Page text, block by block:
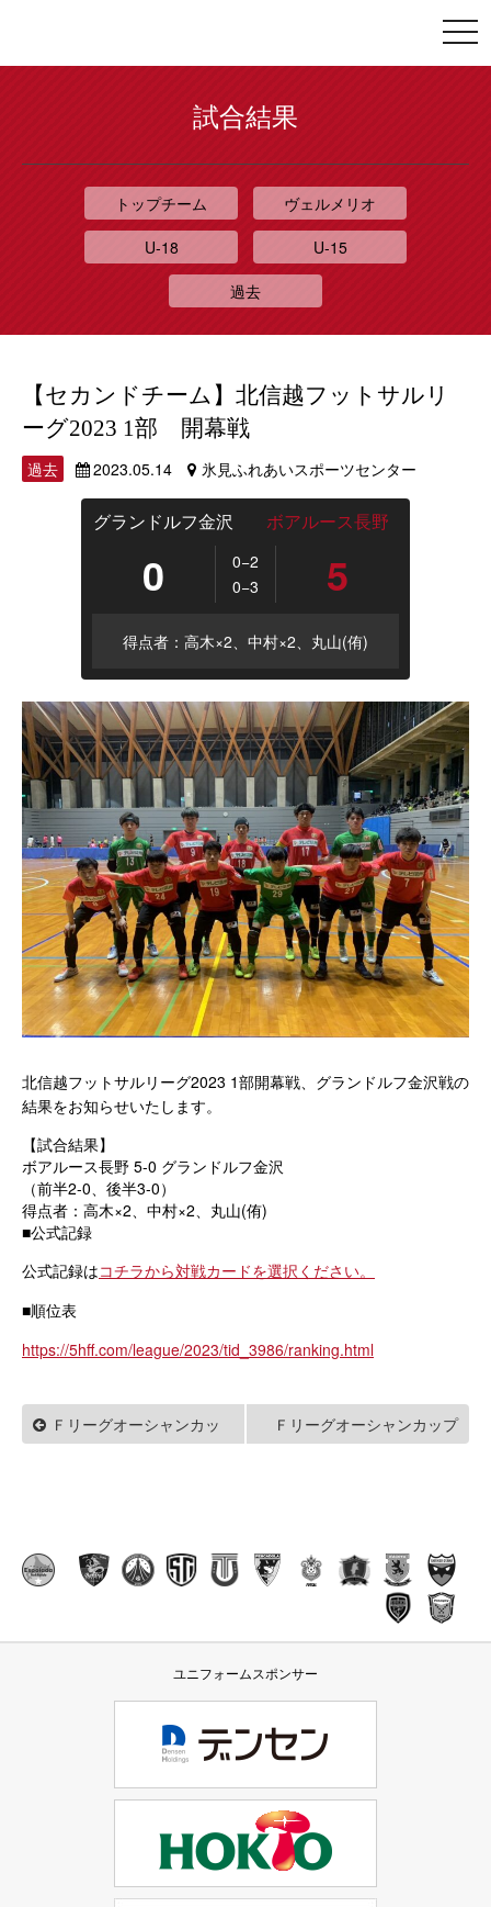
試合結果
トップチーム
ヴェルメリオ
U-18
U-15
過去
【セカンドチーム】北信越フットサルリ
ーグ2023 1部 開幕戦
過去 2023.05.14 氷見ふれあいスポーツセンター
グランドルフ金沢 ボアルース長野
0
0−2
0−3
5
得点者：高木×2、中村×2、丸山(侑)
北信越フットサルリーグ2023 1部開幕戦、グランドルフ金沢戦の
結果をお知らせいたします。
【試合結果】
ボアルース長野 5-0 グランドルフ金沢
（前半2-0、後半3-0）
得点者：高木×2、中村×2、丸山(侑)
■公式記録
公式記録はコチラから対戦カードを選択ください。
■順位表
https://5hff.com/league/2023/tid_3986/ranking.html
Ｆリーグオーシャンカッ
Ｆリーグオーシャンカップ
ユニフォームスポンサー